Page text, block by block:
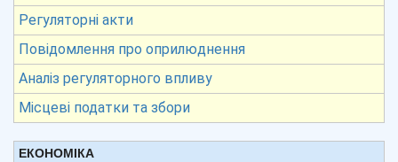
Регуляторні акти
Повідомлення про оприлюднення
Аналіз регуляторного впливу
Місцеві податки та збори
ЕКОНОМІКА